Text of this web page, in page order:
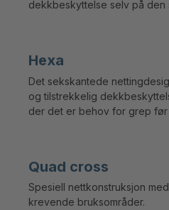
dekkbeskyttelse selv på den
Hexa
Det sekskantede
og tilstrekkelig
der det er behov for grep før
Quad cross
Spesiell nettkonstruksjon
krevende bruksområder.